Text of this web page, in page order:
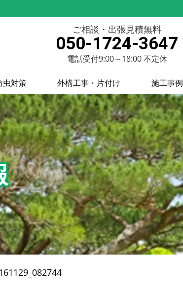
ご相談・出張見積無料
050-1724-3647
電話受付9:00～18:00 不定休
虫対策 外構工事・片付け 施工事例